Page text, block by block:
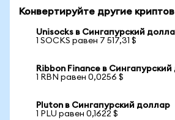
Конвертируйте другие
Unisocks в Сингапурский
1 SOCKS равен 7 517,31 $
Ribbon Finance в
1 RBN равен 0,0256 $
Pluton в Сингапурский доллар
1 PLU равен 0,1622 $